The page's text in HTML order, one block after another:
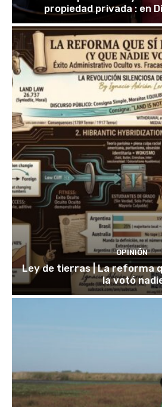
propiedad privada : en
OPINIÓN
Ley de tierras | La reforma
la votó